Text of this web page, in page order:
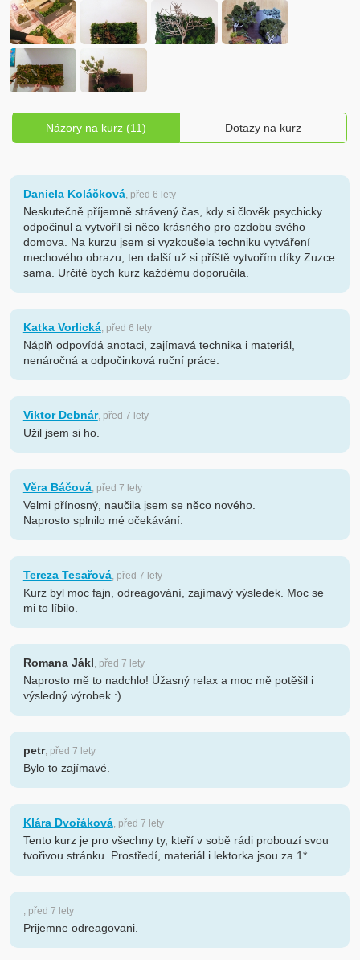
Názory na kurz (11) Dotazy na kurz
Daniela Koláčková, před 6 lety
Neskutečně příjemně strávený čas, kdy si člověk psychicky
odpočinul a vytvořil si něco krásného pro ozdobu svého
domova. Na kurzu jsem si vyzkoušela techniku vytváření
mechového obrazu, ten další už si příště vytvořím díky Zuzce
sama. Určitě bych kurz každému doporučila.
Katka Vorlická, před 6 lety
Náplň odpovídá anotaci, zajímavá technika i materiál,
nenáročná a odpočinková ruční práce.
Viktor Debnár, před 7 lety
Užil jsem si ho.
Věra Báčová, před 7 lety
Velmi přínosný, naučila jsem se něco nového.
Naprosto splnilo mé očekávání.
Tereza Tesařová, před 7 lety
Kurz byl moc fajn, odreagování, zajímavý výsledek. Moc se
mi to líbilo.
Romana Jákl, před 7 lety
Naprosto mě to nadchlo! Úžasný relax a moc mě potěšil i
výsledný výrobek :)
petr, před 7 lety
Bylo to zajímavé.
Klára Dvořáková, před 7 lety
Tento kurz je pro všechny ty, kteří v sobě rádi probouzí svou
tvořivou stránku. Prostředí, materiál i lektorka jsou za 1*
, před 7 lety
Prijemne odreagovani.